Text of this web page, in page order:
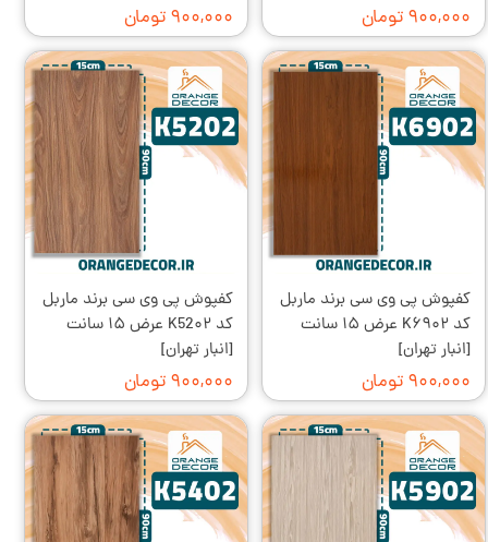
۹۰۰,۰۰۰ تومان ۹۰۰,۰۰۰ تومان
کفپوش پی وی سی برند ماربل
کد K۶۹۰۲ عرض ۱۵ سانت
[انبار تهران]
۹۰۰,۰۰۰ تومان
کفپوش پی وی سی برند ماربل
کد K52۰۲ عرض ۱۵ سانت
[انبار تهران]
۹۰۰,۰۰۰ تومان